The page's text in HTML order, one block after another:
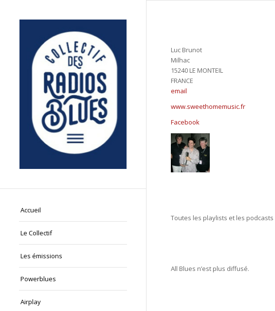
Accueil
Le Collectif
Les émissions
Powerblues
Airplay
Luc Brunot
Milhac
15240 LE MONTEIL
FRANCE
email
www.sweethomemusic.fr
Facebook
Toutes les playlists et les
All Blues n’est plus diffusé.